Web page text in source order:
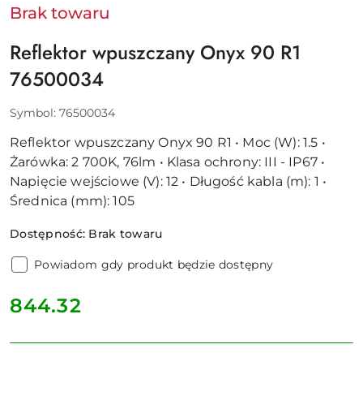
Brak towaru
Reflektor wpuszczany Onyx 90 R1
76500034
Symbol: 76500034
Reflektor wpuszczany Onyx 90 R1 • Moc (W): 1.5 •
Żarówka: 2 700K, 76lm • Klasa ochrony: III - IP67 •
Napięcie wejściowe (V): 12 • Długość kabla (m): 1 •
Średnica (mm): 105
Dostępność: Brak towaru
Powiadom gdy produkt będzie dostępny
cena:
844.32